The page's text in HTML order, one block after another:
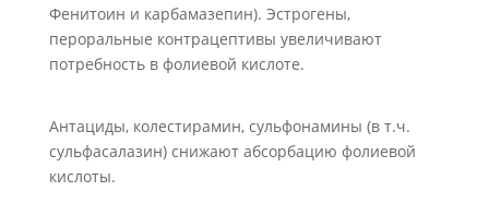
Фенитоин и карбамазепин). Эстрогены,
пероральные контрацептивы увеличивают
потребность в фолиевой кислоте.
Антациды, колестирамин, сульфонамины (в т.ч.
сульфасалазин) снижают абсорбацию фолиевой
кислоты.